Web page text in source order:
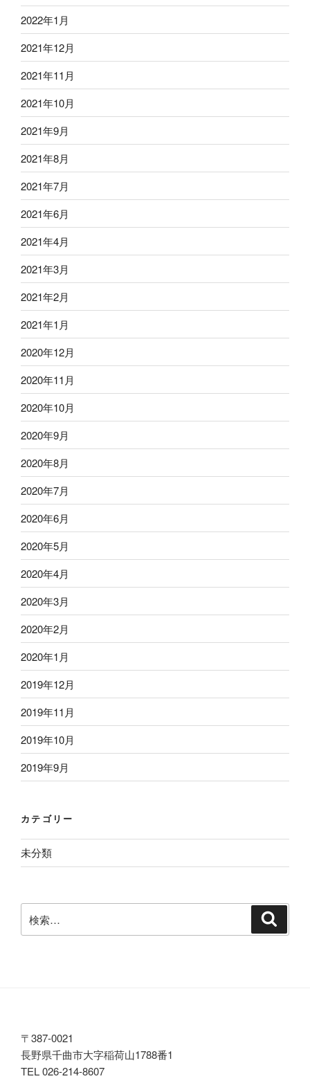
2022年1月
2021年12月
2021年11月
2021年10月
2021年9月
2021年8月
2021年7月
2021年6月
2021年4月
2021年3月
2021年2月
2021年1月
2020年12月
2020年11月
2020年10月
2020年9月
2020年8月
2020年7月
2020年6月
2020年5月
2020年4月
2020年3月
2020年2月
2020年1月
2019年12月
2019年11月
2019年10月
2019年9月
カテゴリー
未分類
索:
〒387-0021
長野県千曲市大字稲荷山1788番1
TEL 026-214-8607